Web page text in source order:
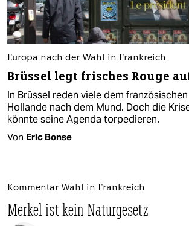
Europa nach der Wahl in Frankreich
Brüssel legt frisches Rouge
In Brüssel reden viele dem
Hollande nach dem Mund. Doch die
könnte seine Agenda torpedieren.
Von Eric Bonse
Kommentar Wahl in Frankreich
Merkel ist kein Naturgesetz